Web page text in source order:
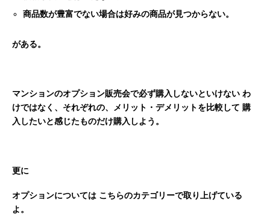
商品数が豊富でない場合は好みの商品が見つからない。
がある。
マンションのオプション販売会で必ず購入しないといけない わ
けではなく、それぞれの、メリット・デメリットを比較して 購
入したいと感じたものだけ購入しよう。
更に
オプションについては こちらのカテゴリーで取り上げている
よ。